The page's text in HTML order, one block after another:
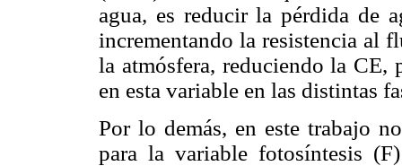
agua, es reducir la pérdida de
incrementando la resistencia al
la atmósfera, reduciendo la CE,
en esta variable en las distintas
Por lo demás, en este trabajo
para la variable fotosíntesis